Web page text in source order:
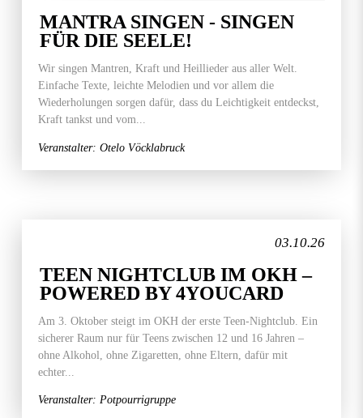
MANTRA SINGEN - SINGEN
FÜR DIE SEELE!
Wir singen Mantren, Kraft und Heillieder aus aller Welt.
Einfache Texte, leichte Melodien und vor allem die
Wiederholungen sorgen dafür, dass du Leichtigkeit entdeckst,
Kraft tankst und vom...
Veranstalter: Otelo Vöcklabruck
03.10.26
TEEN NIGHTCLUB IM OKH –
POWERED BY 4YOUCARD
Am 3. Oktober steigt im OKH der erste Teen-Nightclub. Ein
sicherer Raum nur für Teens zwischen 12 und 16 Jahren –
ohne Alkohol, ohne Zigaretten, ohne Eltern, dafür mit
echter...
Veranstalter: Potpourrigruppe